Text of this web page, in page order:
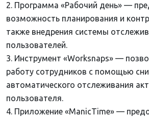
Программа «Рабочий день» —
возможность планирования и
также внедрения системы
пользователей.
Инструмент «Worksnaps» —
работу сотрудников с помощью
автоматического отслеживания
пользователя.
Приложение «ManicTime» —